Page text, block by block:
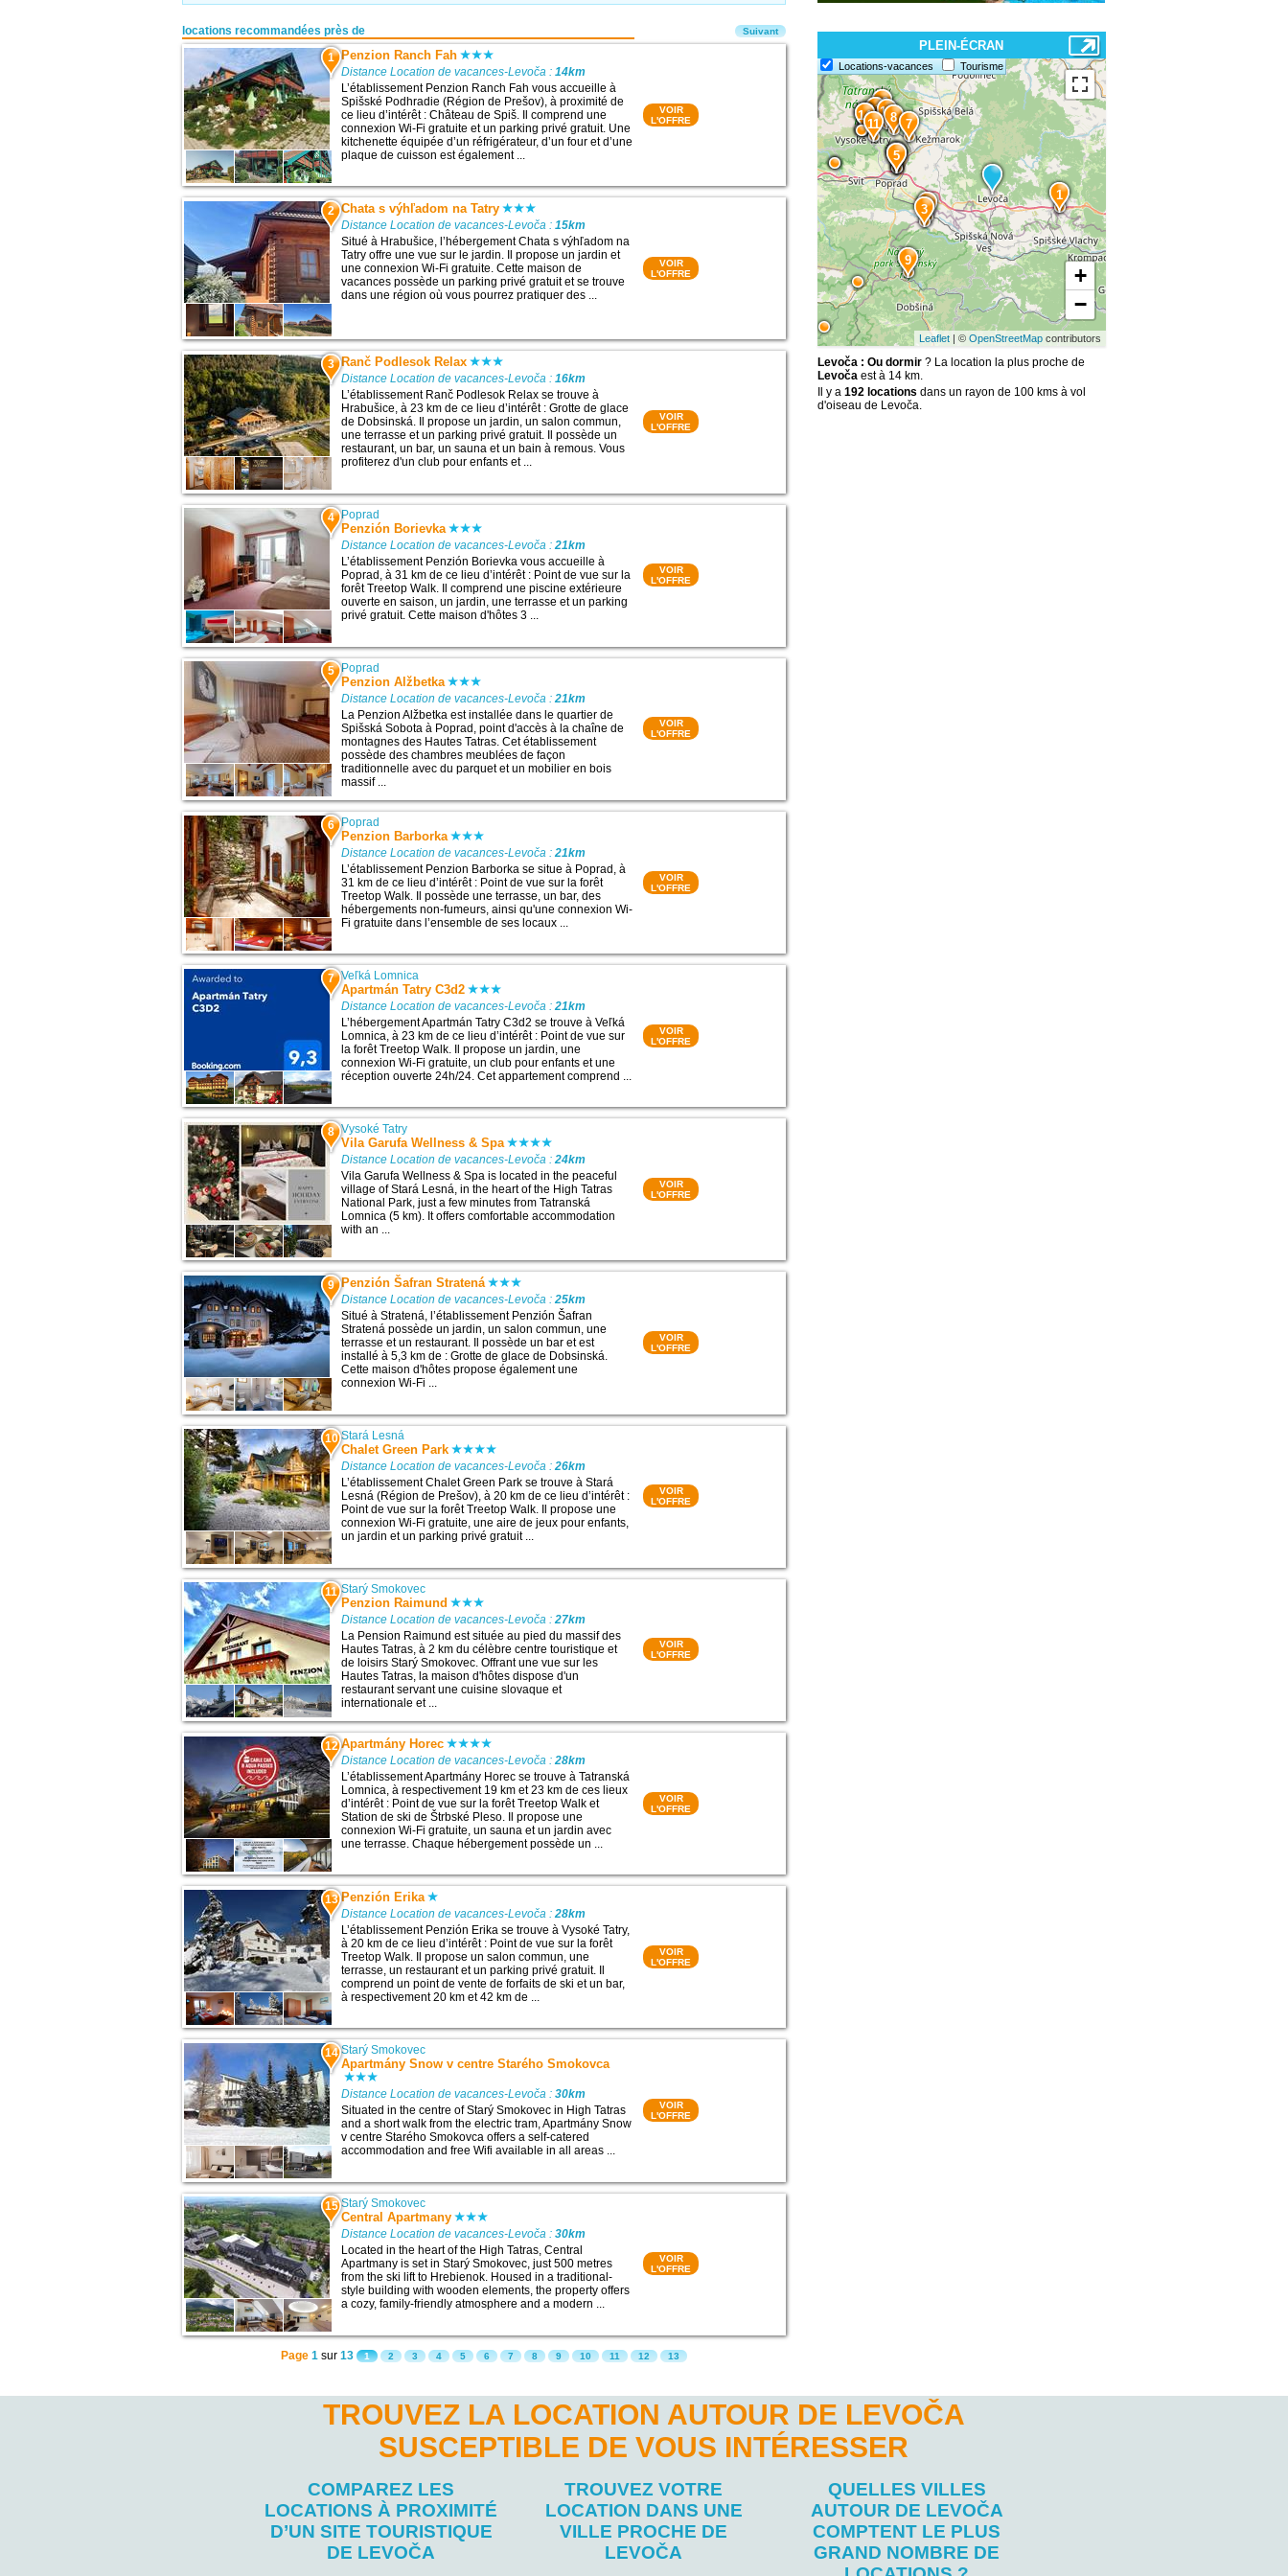
locations recommandées près de
1 Penzion Ranch Fah
Distance Location de vacances-Levoča :14km
L’établissement Penzion Ranch Fah vous accueille à
Spišské Podhradie (Région de Prešov), à proximité de
ce lieu d’intérêt : Château de Spiš. Il comprend une
connexion Wi-Fi gratuite et un parking privé gratuit. Une
kitchenette équipée d’un réfrigérateur, d’un four et d’une
plaque de cuisson est également ...
VOIR
L'OFFRE
2 Chata s výhľadom na Tatry
Distance Location de vacances-Levoča :15km
Situé à Hrabušice, l’hébergement Chata s výhľadom na
Tatry offre une vue sur le jardin. Il propose un jardin et
une connexion Wi-Fi gratuite. Cette maison de
vacances possède un parking privé gratuit et se trouve
dans une région où vous pourrez pratiquer des ...
VOIR
L'OFFRE
3 Ranč Podlesok Relax
Distance Location de vacances-Levoča :16km
L’établissement Ranč Podlesok Relax se trouve à
Hrabušice, à 23 km de ce lieu d’intérêt : Grotte de glace
de Dobsinská. Il propose un jardin, un salon commun,
une terrasse et un parking privé gratuit. Il possède un
restaurant, un bar, un sauna et un bain à remous. Vous
profiterez d'un club pour enfants et ...
VOIR
L'OFFRE
4 Poprad
Penzión Borievka
Distance Location de vacances-Levoča :21km
L’établissement Penzión Borievka vous accueille à
Poprad, à 31 km de ce lieu d’intérêt : Point de vue sur la
forêt Treetop Walk. Il comprend une piscine extérieure
ouverte en saison, un jardin, une terrasse et un parking
privé gratuit. Cette maison d'hôtes 3 ...
VOIR
L'OFFRE
5 Poprad
Penzion Alžbetka
Distance Location de vacances-Levoča :21km
La Penzion Alžbetka est installée dans le quartier de
Spišská Sobota à Poprad, point d'accès à la chaîne de
montagnes des Hautes Tatras. Cet établissement
possède des chambres meublées de façon
traditionnelle avec du parquet et un mobilier en bois
massif ...
VOIR
L'OFFRE
6 Poprad
Penzion Barborka
Distance Location de vacances-Levoča :21km
L’établissement Penzion Barborka se situe à Poprad, à
31 km de ce lieu d’intérêt : Point de vue sur la forêt
Treetop Walk. Il possède une terrasse, un bar, des
hébergements non-fumeurs, ainsi qu'une connexion Wi-
Fi gratuite dans l’ensemble de ses locaux ...
VOIR
L'OFFRE
7 Veľká Lomnica
Apartmán Tatry C3d2
Distance Location de vacances-Levoča :21km
L’hébergement Apartmán Tatry C3d2 se trouve à Veľká
Lomnica, à 23 km de ce lieu d’intérêt : Point de vue sur
la forêt Treetop Walk. Il propose un jardin, une
connexion Wi-Fi gratuite, un club pour enfants et une
réception ouverte 24h/24. Cet appartement comprend ...
VOIR
L'OFFRE
8 Vysoké Tatry
Vila Garufa Wellness & Spa
Distance Location de vacances-Levoča :24km
Vila Garufa Wellness & Spa is located in the peaceful
village of Stará Lesná, in the heart of the High Tatras
National Park, just a few minutes from Tatranská
Lomnica (5 km). It offers comfortable accommodation
with an ...
VOIR
L'OFFRE
9 Penzión Šafran Stratená
Distance Location de vacances-Levoča :25km
Situé à Stratená, l’établissement Penzión Šafran
Stratená possède un jardin, un salon commun, une
terrasse et un restaurant. Il possède un bar et est
installé à 5,3 km de : Grotte de glace de Dobsinská.
Cette maison d'hôtes propose également une
connexion Wi-Fi ...
VOIR
L'OFFRE
10 Stará Lesná
Chalet Green Park
Distance Location de vacances-Levoča :26km
L’établissement Chalet Green Park se trouve à Stará
Lesná (Région de Prešov), à 20 km de ce lieu d’intérêt :
Point de vue sur la forêt Treetop Walk. Il propose une
connexion Wi-Fi gratuite, une aire de jeux pour enfants,
un jardin et un parking privé gratuit ...
VOIR
L'OFFRE
11 Starý Smokovec
Penzion Raimund
Distance Location de vacances-Levoča :27km
La Pension Raimund est située au pied du massif des
Hautes Tatras, à 2 km du célèbre centre touristique et
de loisirs Starý Smokovec. Offrant une vue sur les
Hautes Tatras, la maison d'hôtes dispose d'un
restaurant servant une cuisine slovaque et
internationale et ...
VOIR
L'OFFRE
12 Apartmány Horec
Distance Location de vacances-Levoča :28km
L’établissement Apartmány Horec se trouve à Tatranská
Lomnica, à respectivement 19 km et 23 km de ces lieux
d’intérêt : Point de vue sur la forêt Treetop Walk et
Station de ski de Štrbské Pleso. Il propose une
connexion Wi-Fi gratuite, un sauna et un jardin avec
une terrasse. Chaque hébergement possède un ...
VOIR
L'OFFRE
13 Penzión Erika
Distance Location de vacances-Levoča :28km
L’établissement Penzión Erika se trouve à Vysoké Tatry,
à 20 km de ce lieu d’intérêt : Point de vue sur la forêt
Treetop Walk. Il propose un salon commun, une
terrasse, un restaurant et un parking privé gratuit. Il
comprend un point de vente de forfaits de ski et un bar,
à respectivement 20 km et 42 km de ...
VOIR
L'OFFRE
14 Starý Smokovec
Apartmány Snow v centre Starého Smokovca
Distance Location de vacances-Levoča :30km
Situated in the centre of Starý Smokovec in High Tatras
and a short walk from the electric tram, Apartmány Snow
v centre Starého Smokovca offers a self-catered
accommodation and free Wifi available in all areas ...
VOIR
L'OFFRE
15 Starý Smokovec
Central Apartmany
Distance Location de vacances-Levoča :30km
Located in the heart of the High Tatras, Central
Apartmany is set in Starý Smokovec, just 500 metres
from the ski lift to Hrebienok. Housed in a traditional-
style building with wooden elements, the property offers
a cozy, family-friendly atmosphere and a modern ...
VOIR
L'OFFRE
Suivant
Page 1 sur 13 1 2 3 4 5 6 7 8 9 10 11 12 13
PLEIN-ÉCRAN
Locations-vacances Tourisme
15
1413
12
11
10
9
8 7
6
5
4
32
1
+
−
Leaflet | ©OpenStreetMap contributors
Levoča : Ou dormir? La location la plus proche de
Levočaest à 14 km.
Il y a 192 locations dans un rayon de 100 kms à vol
d'oiseau de Levoča.
TROUVEZ LA LOCATION AUTOUR DE LEVOČA
SUSCEPTIBLE DE VOUS INTÉRESSER
COMPAREZ LES
LOCATIONS À PROXIMITÉ
D’UN SITE TOURISTIQUE
DE LEVOČA
TROUVEZ VOTRE
LOCATION DANS UNE
VILLE PROCHE DE
LEVOČA
QUELLES VILLES
AUTOUR DE LEVOČA
COMPTENT LE PLUS
GRAND NOMBRE DE